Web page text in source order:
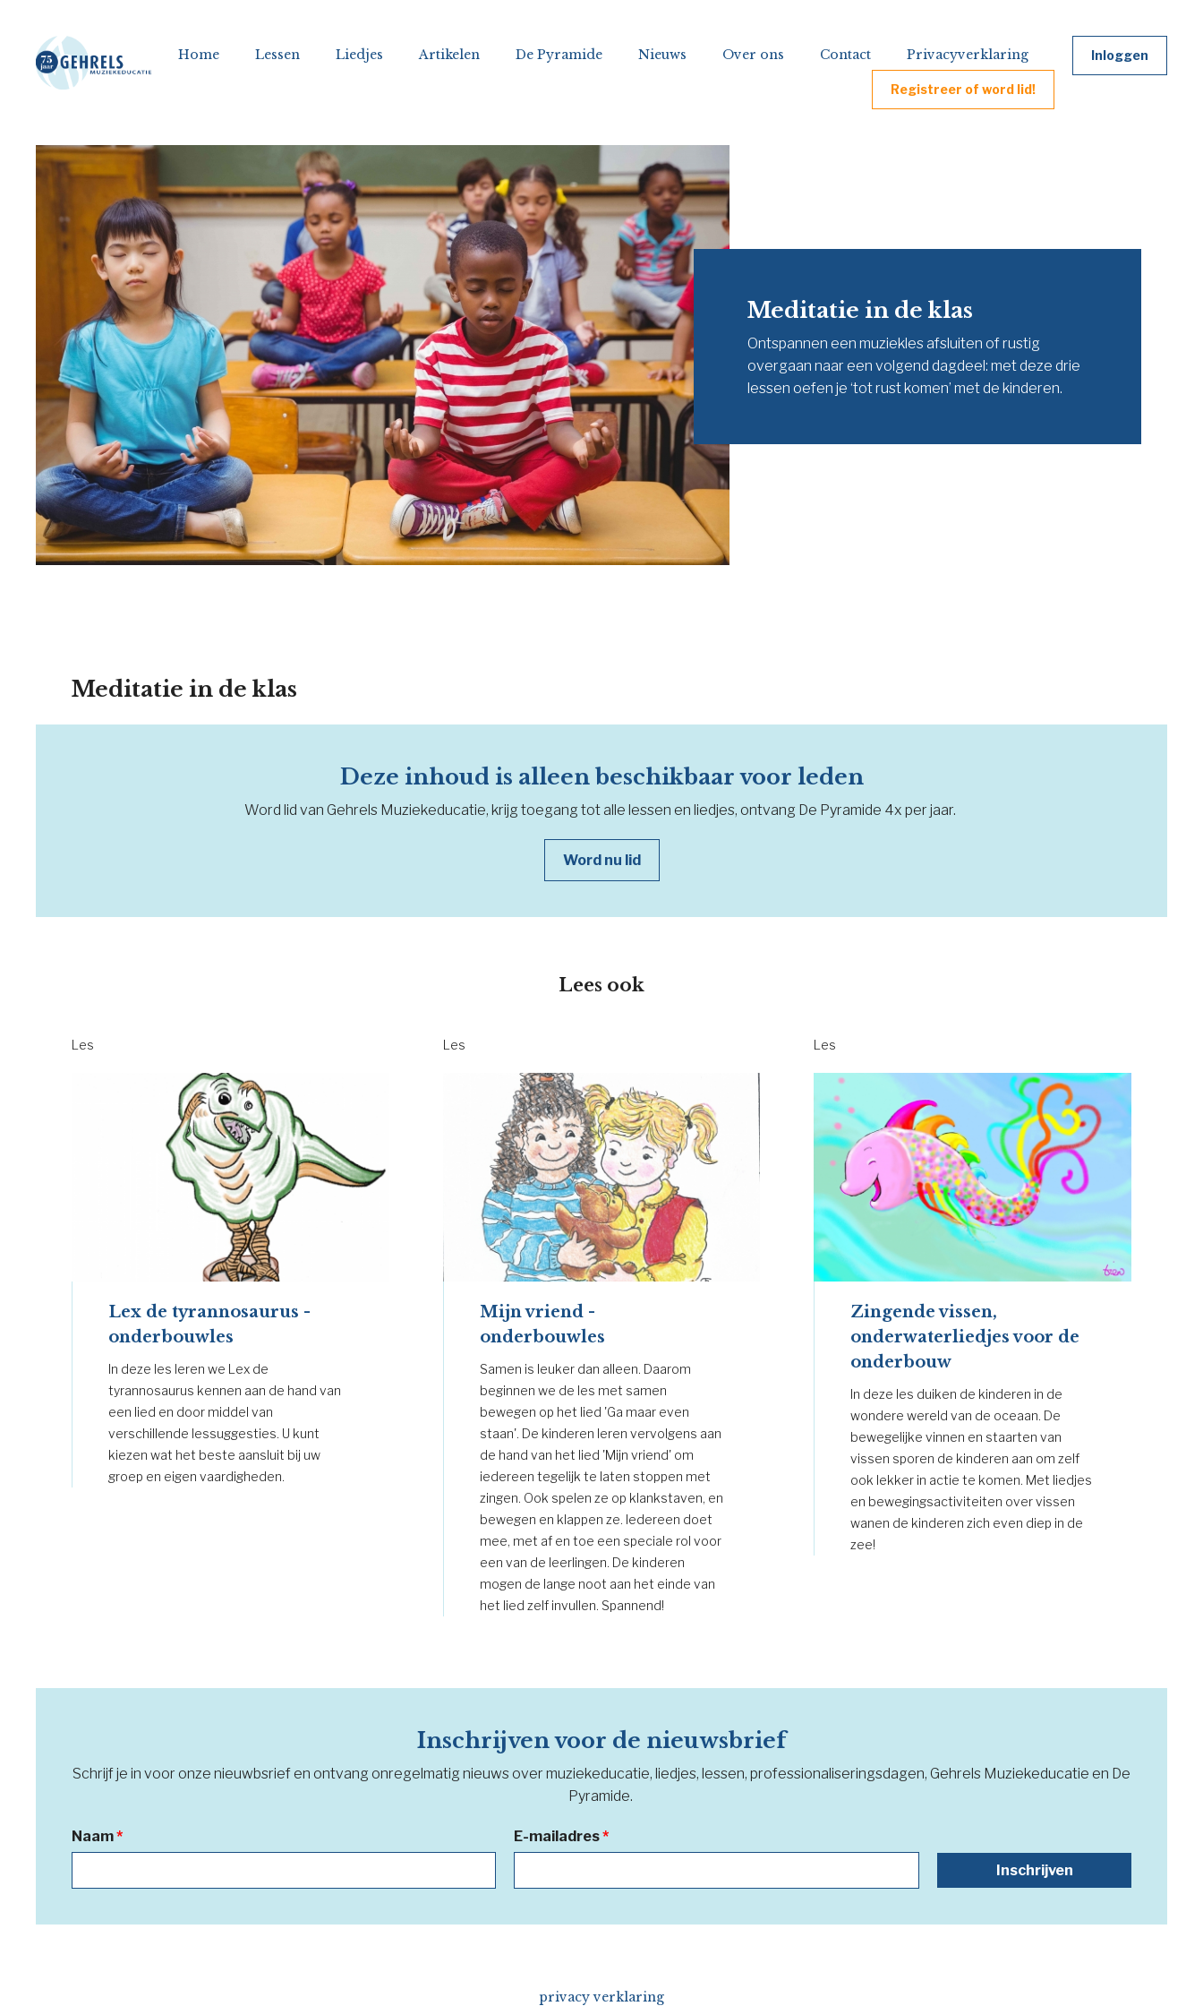
Home Lessen Liedjes Artikelen De Pyramide Nieuws Over ons Contact Inloggen
Registreer of word lid!
Privacyverklaring
Meditatie in de klas
Ontspannen een muziekles afsluiten of rustig
overgaan naar een volgend dagdeel: met deze drie
lessen oefen je ‘tot rust komen’ met de kinderen.
Meditatie in de klas
Deze inhoud is alleen beschikbaar voor leden
Word lid van Gehrels Muziekeducatie, krijg toegang tot alle lessen en liedjes, ontvang De Pyramide 4x per jaar.
Word nu lid
Lees ook
Les
Lex de tyrannosaurus -
onderbouwles
In deze les leren we Lex de
tyrannosaurus kennen aan de hand van
een lied en door middel van
verschillende lessuggesties. U kunt
kiezen wat het beste aansluit bij uw
groep en eigen vaardigheden.
Les
Mijn vriend -
onderbouwles
Samen is leuker dan alleen. Daarom
beginnen we de les met samen
bewegen op het lied 'Ga maar even
staan'. De kinderen leren vervolgens aan
de hand van het lied 'Mijn vriend' om
iedereen tegelijk te laten stoppen met
zingen. Ook spelen ze op klankstaven, en
bewegen en klappen ze. Iedereen doet
mee, met af en toe een speciale rol voor
een van de leerlingen. De kinderen
mogen de lange noot aan het einde van
het lied zelf invullen. Spannend!
Les
Zingende vissen,
onderwaterliedjes voor de
onderbouw
In deze les duiken de kinderen in de
wondere wereld van de oceaan. De
bewegelijke vinnen en staarten van
vissen sporen de kinderen aan om zelf
ook lekker in actie te komen. Met liedjes
en bewegingsactiviteiten over vissen
wanen de kinderen zich even diep in de
zee!
Inschrijven voor de nieuwsbrief
Schrijf je in voor onze nieuwbsrief en ontvang onregelmatig nieuws over muziekeducatie, liedjes, lessen, professionaliseringsdagen, Gehrels Muziekeducatie en De
Pyramide.
Naam* E-mailadres*
privacy verklaring